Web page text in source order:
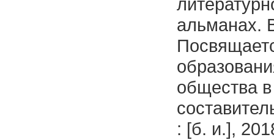
альманах.
общества в
: [б. и.],